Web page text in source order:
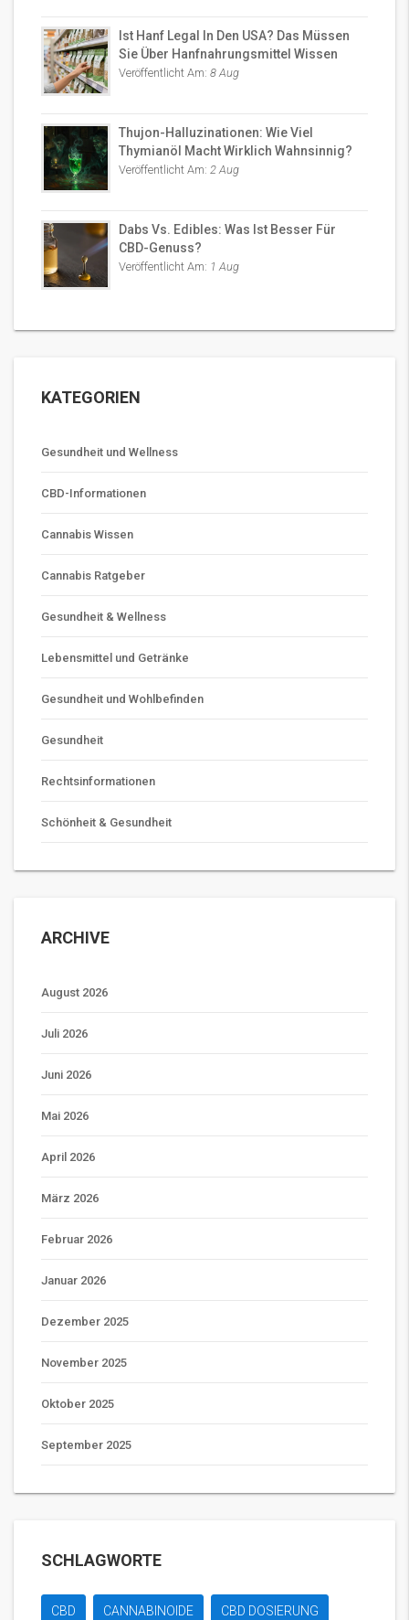
Ist Hanf Legal In Den USA? Das Müssen
Sie Über Hanfnahrungsmittel Wissen
Veröffentlicht Am: 8 Aug
Thujon-Halluzinationen: Wie Viel
Thymianöl Macht Wirklich Wahnsinnig?
Veröffentlicht Am: 2 Aug
Dabs Vs. Edibles: Was Ist Besser Für
CBD-Genuss?
Veröffentlicht Am: 1 Aug
KATEGORIEN
Gesundheit und Wellness
CBD-Informationen
Cannabis Wissen
Cannabis Ratgeber
Gesundheit & Wellness
Lebensmittel und Getränke
Gesundheit und Wohlbefinden
Gesundheit
Rechtsinformationen
Schönheit & Gesundheit
ARCHIVE
August 2026
Juli 2026
Juni 2026
Mai 2026
April 2026
März 2026
Februar 2026
Januar 2026
Dezember 2025
November 2025
Oktober 2025
September 2025
SCHLAGWORTE
CBD CANNABINOIDE CBD DOSIERUNG